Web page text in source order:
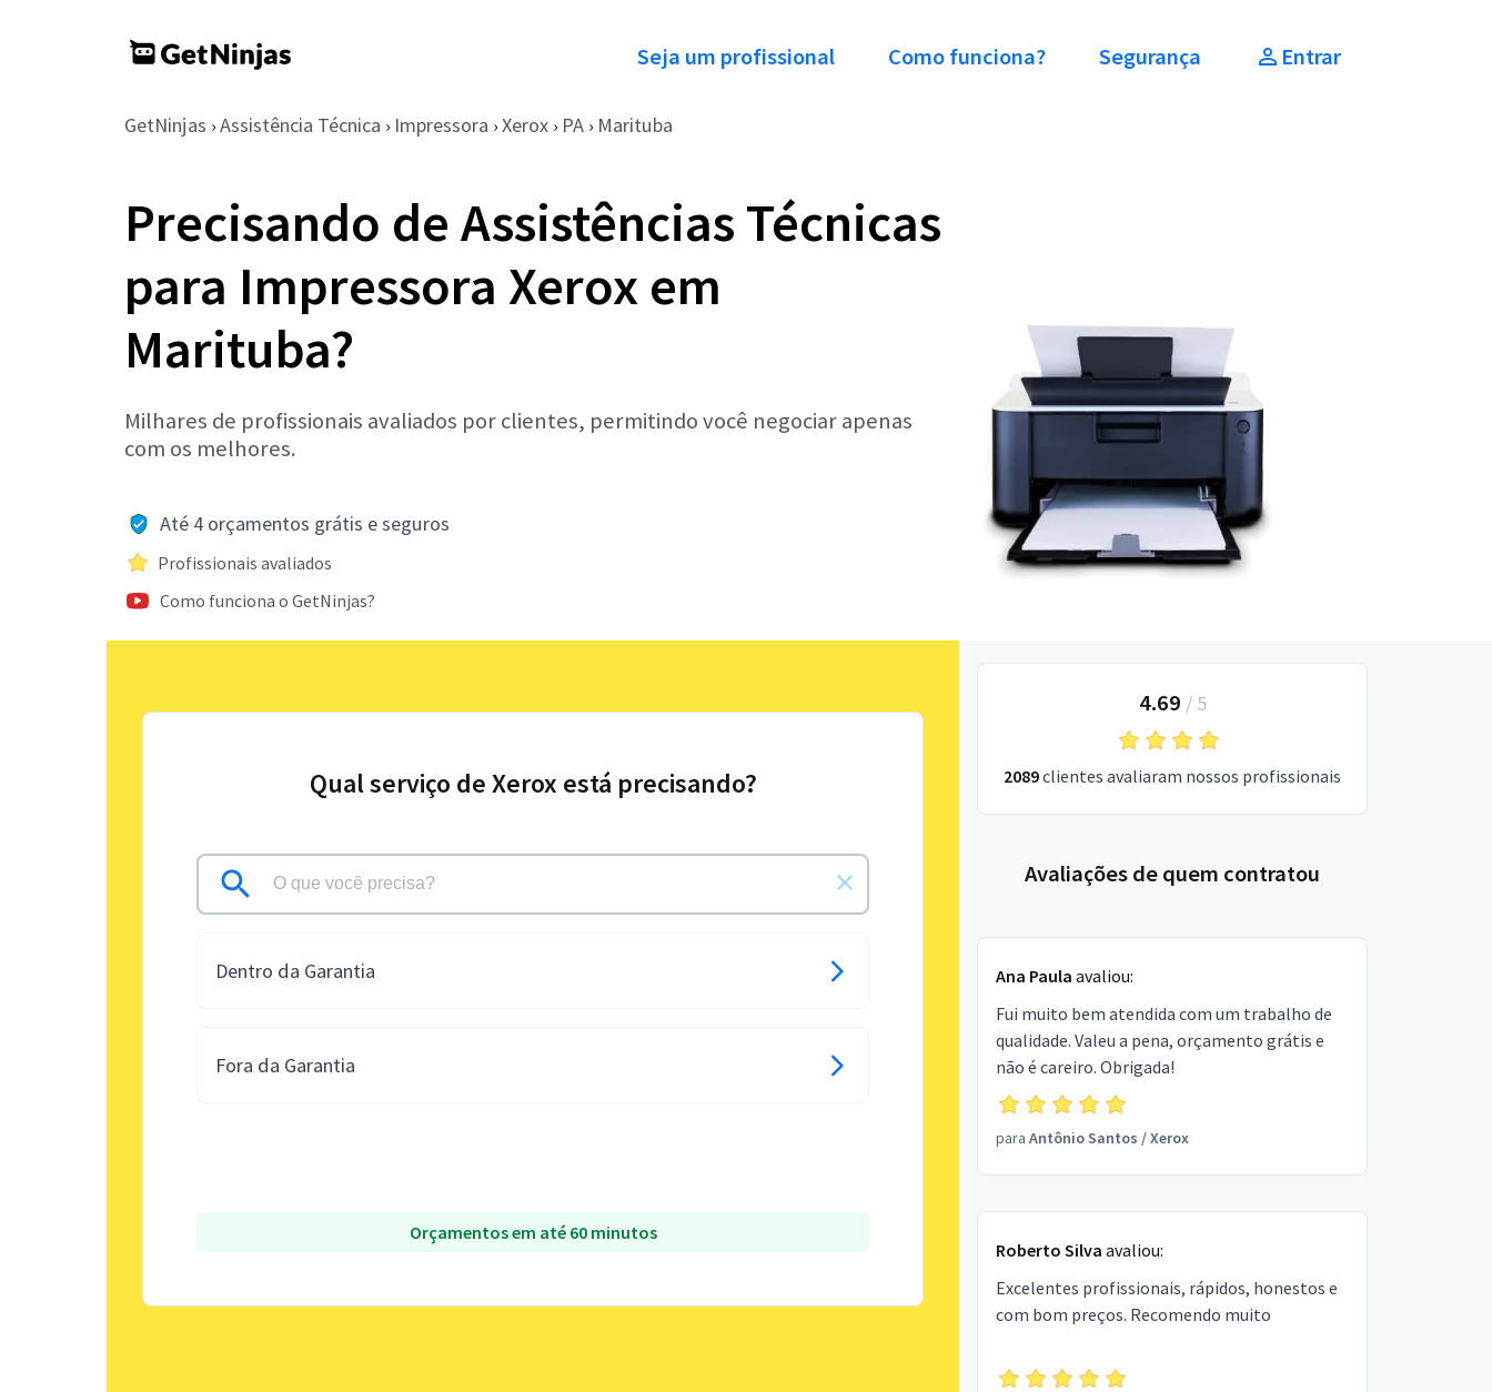
Seja um profissional Como funciona? Segurança Entrar
GetNinjas › Assistência Técnica › Impressora › Xerox › PA › Marituba
Precisando de Assistências Técnicas
para Impressora Xerox em
Marituba?
Milhares de profissionais avaliados por clientes, permitindo você negociar apenas
com os melhores.
Até 4 orçamentos grátis e seguros
Profissionais avaliados
Como funciona o GetNinjas?
Qual serviço de Xerox está precisando?
Dentro da Garantia
Fora da Garantia
Orçamentos em até 60 minutos
4.69 / 5
2089clientes avaliaram nossos profissionais
Avaliações de quem contratou
Ana Paula avaliou:
Fui muito bem atendida com um trabalho de
qualidade. Valeu a pena, orçamento grátis e
não é careiro. Obrigada!
para Antônio Santos /Xerox
Roberto Silva avaliou:
Excelentes profissionais, rápidos, honestos e
com bom preços. Recomendo muito